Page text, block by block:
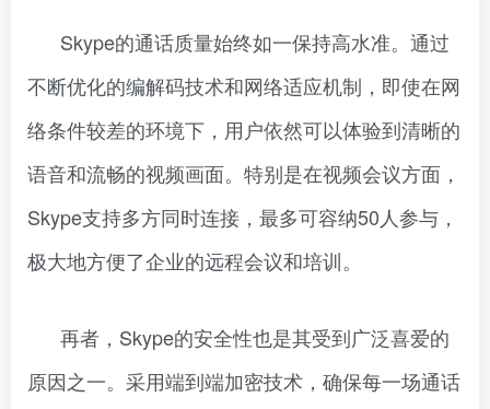
Skype的通话质量始终如一保持高水准。通过
不断优化的编解码技术和网络适应机制，即使在网
络条件较差的环境下，用户依然可以体验到清晰的
语音和流畅的视频画面。特别是在视频会议方面，
Skype支持多方同时连接，最多可容纳50人参与，
极大地方便了企业的远程会议和培训。
再者，Skype的安全性也是其受到广泛喜爱的
原因之一。采用端到端加密技术，确保每一场通话